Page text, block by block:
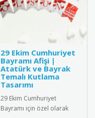
29 Ekim Cumhuriyet
Bayramı Afişi |
Atatürk ve Bayrak
Temalı Kutlama
Tasarımı
29 Ekim Cumhuriyet
Bayramı için özel olarak